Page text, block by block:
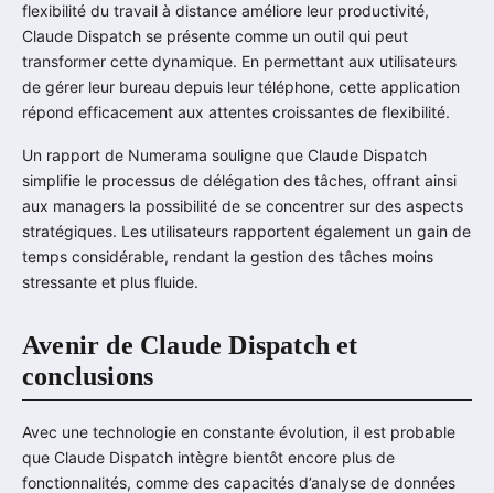
flexibilité du travail à distance améliore leur productivité,
Claude Dispatch se présente comme un outil qui peut
transformer cette dynamique. En permettant aux utilisateurs
de gérer leur bureau depuis leur téléphone, cette application
répond efficacement aux attentes croissantes de flexibilité.
Un rapport de Numerama souligne que Claude Dispatch
simplifie le processus de délégation des tâches, offrant ainsi
aux managers la possibilité de se concentrer sur des aspects
stratégiques. Les utilisateurs rapportent également un gain de
temps considérable, rendant la gestion des tâches moins
stressante et plus fluide.
Avenir de Claude Dispatch et
conclusions
Avec une technologie en constante évolution, il est probable
que Claude Dispatch intègre bientôt encore plus de
fonctionnalités, comme des capacités d’analyse de données